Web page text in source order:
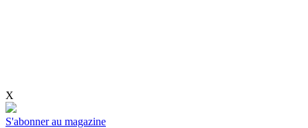
X
S'abonner au magazine